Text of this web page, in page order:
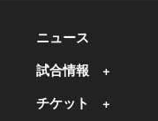
ニュース
試合情報
チケット